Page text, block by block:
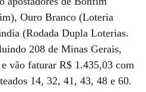
Ouro Branco (Loteria
(Rodada Dupla Loterias.
208 de Minas Gerais,
vão faturar R$ 1.435,03 com
14, 32, 41, 43, 48 e 60.